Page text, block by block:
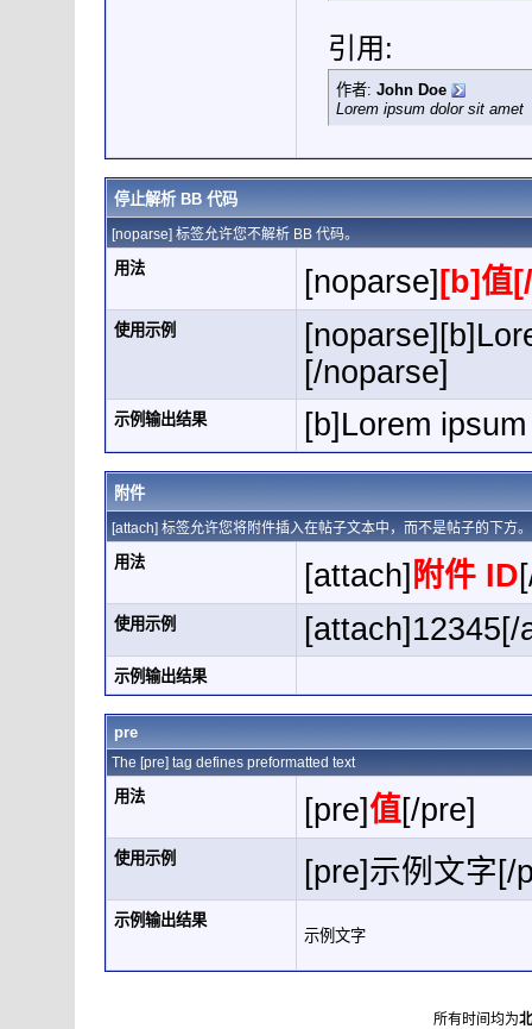
引用:
作者: John Doe
Lorem ipsum dolor sit amet
停止解析 BB 代码
[noparse] 标签允许您不解析 BB 代码。
用法 [noparse] [b]值
使用示例
[/noparse]
示例输出结果 [b]Lorem
附件
[attach] 标签允许您将附件插入在帖子文本中，而不是帖子的下方
用法 [attach] 附件 ID
使用示例 [attach]12345[/
示例输出结果
pre
The [pre] tag defines preformatted text
用法 [pre]值[/pre]
使用示例 [pre]示例文字[/
示例输出结果
示例文字
所有时间均为